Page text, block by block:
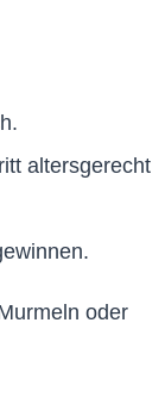
altersgerecht
oder